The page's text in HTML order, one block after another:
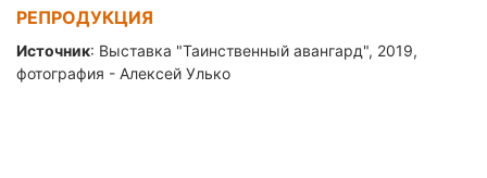
РЕПРОДУКЦИЯ
Источник: Выставка "Таинственный авангард", 2019,
фотография - Алексей Улько